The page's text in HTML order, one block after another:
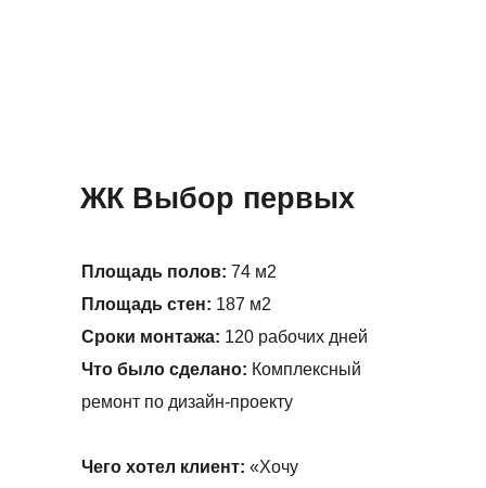
ЖК Выбор первых
Площадь полов: 74 м2
Площадь стен: 187 м2
Сроки монтажа: 120 рабочих дней
Что было сделано: Комплексный
ремонт по дизайн-проекту
Чего хотел клиент: «Хочу